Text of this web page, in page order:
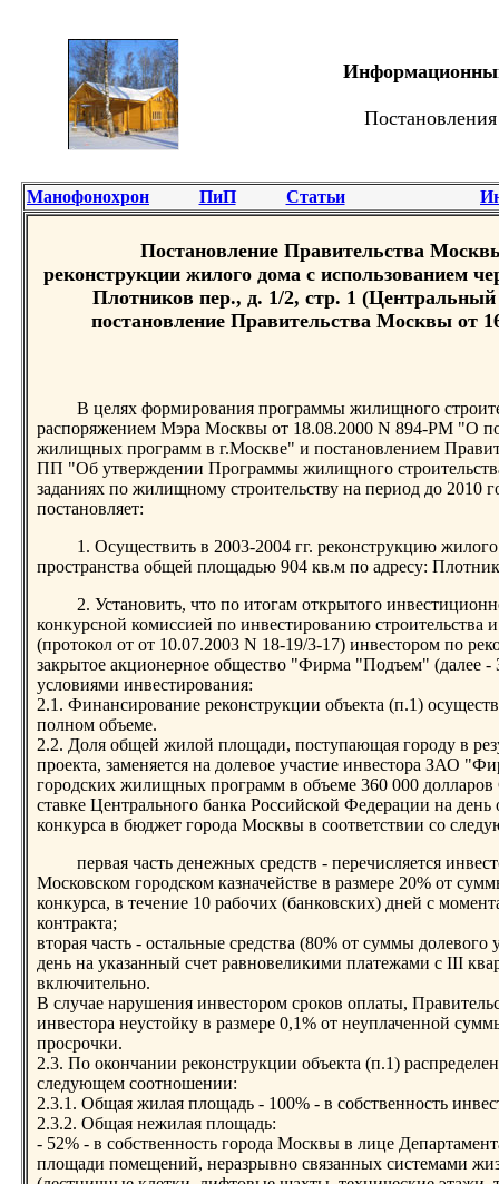
Манофонохрон ПиП Статьи
Постановление Правительства
реконструкции жилого дома с использованием
Плотников пер., д. 1/2, стр. 1
постановление Правительства Москвы от
В целях формирования программы жилищного
распоряжением Мэра Москвы от 18.08.2000 N 894-РМ "О
жилищных программ в г.Москве" и постановлением
ПП "Об утверждении Программы жилищного строительства
заданиях по жилищному строительству на период до 2010
постановляет:
1. Осуществить в 2003-2004 гг. реконструкцию
пространства общей площадью 904 кв.м по адресу:
2. Установить, что по итогам открытого
конкурсной комиссией по инвестированию строительства
(протокол от от 10.07.2003 N 18-19/3-17) инвестором по
закрытое акционерное общество "Фирма "Подъем"
условиями инвестирования:
2.1. Финансирование реконструкции объекта (п.1)
полном объеме.
2.2. Доля общей жилой площади, поступающая городу в
проекта, заменяется на долевое участие инвестора ЗАО
городских жилищных программ в объеме 360 000
ставке Центрального банка Российской Федерации на
конкурса в бюджет города Москвы в соответствии со
первая часть денежных средств - перечисляется
Московском городском казначействе в размере 20% от
конкурса, в течение 10 рабочих (банковских) дней с
контракта;
вторая часть - остальные средства (80% от суммы долевого
день на указанный счет равновеликими платежами с III
включительно.
В случае нарушения инвестором сроков оплаты,
инвестора неустойку в размере 0,1% от неуплаченной
просрочки.
2.3. По окончании реконструкции объекта (п.1)
следующем соотношении:
2.3.1. Общая жилая площадь - 100% - в собственность
2.3.2. Общая нежилая площадь:
- 52% - в собственность города Москвы в лице
площади помещений, неразрывно связанных системами